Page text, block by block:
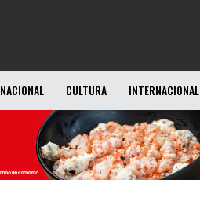
NACIONAL CULTURA INTERNACIONAL